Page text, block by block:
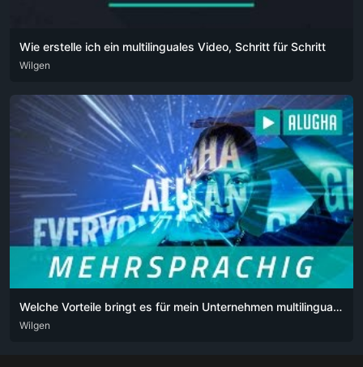
Wie erstelle ich ein multilinguales Video, Schritt für Schritt
ARA DEU
Wilgen
Welche Vorteile bringt es für mein Unternehmen multilinguale Videos auf sozialen Medien zu verwenden
DEU ENG
Wilgen